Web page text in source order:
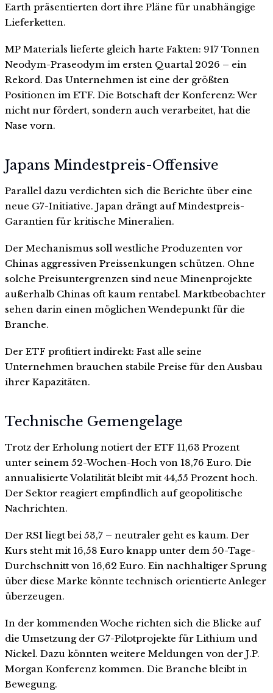
Earth präsentierten dort ihre Pläne für unabhängige
Lieferketten.
MP Materials lieferte gleich harte Fakten: 917 Tonnen
Neodym-Praseodym im ersten Quartal 2026 – ein
Rekord. Das Unternehmen ist eine der größten
Positionen im ETF. Die Botschaft der Konferenz: Wer
nicht nur fördert, sondern auch verarbeitet, hat die
Nase vorn.
Japans Mindestpreis-Offensive
Parallel dazu verdichten sich die Berichte über eine
neue G7-Initiative. Japan drängt auf Mindestpreis-
Garantien für kritische Mineralien.
Der Mechanismus soll westliche Produzenten vor
Chinas aggressiven Preissenkungen schützen. Ohne
solche Preisuntergrenzen sind neue Minenprojekte
außerhalb Chinas oft kaum rentabel. Marktbeobachter
sehen darin einen möglichen Wendepunkt für die
Branche.
Der ETF profitiert indirekt: Fast alle seine
Unternehmen brauchen stabile Preise für den Ausbau
ihrer Kapazitäten.
Technische Gemengelage
Trotz der Erholung notiert der ETF 11,63 Prozent
unter seinem 52-Wochen-Hoch von 18,76 Euro. Die
annualisierte Volatilität bleibt mit 44,55 Prozent hoch.
Der Sektor reagiert empfindlich auf geopolitische
Nachrichten.
Der RSI liegt bei 53,7 – neutraler geht es kaum. Der
Kurs steht mit 16,58 Euro knapp unter dem 50-Tage-
Durchschnitt von 16,62 Euro. Ein nachhaltiger Sprung
über diese Marke könnte technisch orientierte Anleger
überzeugen.
In der kommenden Woche richten sich die Blicke auf
die Umsetzung der G7-Pilotprojekte für Lithium und
Nickel. Dazu könnten weitere Meldungen von der J.P.
Morgan Konferenz kommen. Die Branche bleibt in
Bewegung.